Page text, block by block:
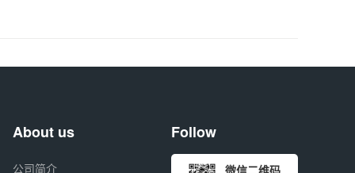
About us
公司简介
Follow
微信二维码